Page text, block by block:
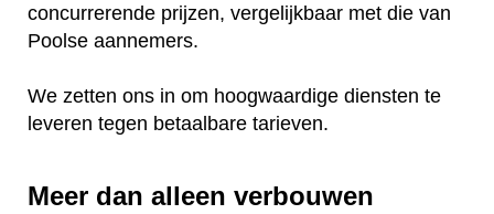
concurrerende prijzen, vergelijkbaar met die van
Poolse aannemers.
We zetten ons in om hoogwaardige diensten te
leveren tegen betaalbare tarieven.
Meer dan alleen verbouwen